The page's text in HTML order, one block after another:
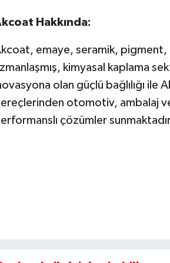
Hakkında:
emaye, seramik, pigment,
kimyasal kaplama
olan güçlü bağlılığı
otomotiv, ambalaj
çözümler